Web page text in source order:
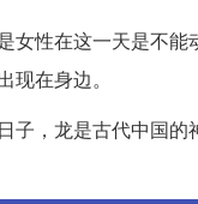
女性在这一天是不能
在身边。
子，龙是古代中国